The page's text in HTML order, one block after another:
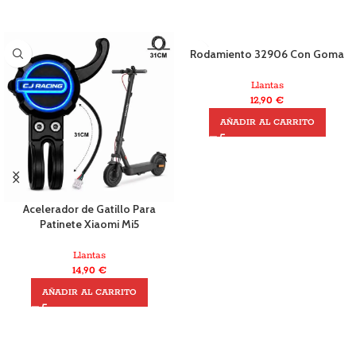
Acelerador de Gatillo Para
Patinete Xiaomi Mi5
Llantas
14,90 €
AÑADIR AL CARRITO
Rodamiento 32906 Con Goma
Llantas
12,90 €
AÑADIR AL CARRITO